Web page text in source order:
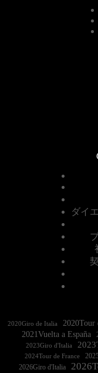
ダイ
2020Giro de Italia 2020Tour
2021Vuelta a España
2023Giro d'Italia
2024Tour de France
2026Giro d'Italia